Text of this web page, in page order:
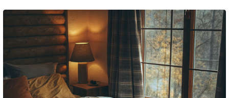
ໃນບົດບັນທຶກນີ້, ເຮົາຈະສະແດງບົດຜິດທີ່ສົກສົ່ງທີ່ປົກກ..